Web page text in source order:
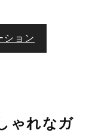
ション
ゃれなガ